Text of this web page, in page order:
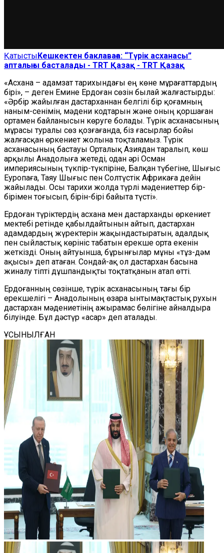
ҚатыстыКешкектен баклаваға: “Түрік асханасы”
апталығы басталады - TRT Қазақ - TRT Қазақ
«Асхана – адамзат тарихындағы ең көне мұрағаттардың
бірі», – деген Емине Ердоған сөзін былай жалғастырды:
«Әрбір жайылған дастарханнан белгілі бір қоғамның
наным-сенімін, мәдени кодтарын және оның қоршаған
ортамен байланысын көруге болады. Түрік асханасының
мұрасы туралы сөз қозғағанда, біз ғасырлар бойы
жалғасқан өркениет жолына тоқталамыз. Түрік
асханасының бастауы Орталық Азиядан таралып, көш
арқылы Анадолыға жетеді, одан әрі Осман
империясының түкпір-түкпіріне, Балқан түбегіне, Шығыс
Еуропаға, Таяу Шығыс пен Солтүстік Африкаға дейін
жайылады. Осы тарихи жолда түрлі мәдениеттер бір-
бірімен тоғысып, бірін-бірі байыта түсті».
Ердоған түріктердің асхана мен дастарханды өркениет
мектебі ретінде қабылдайтынын айтып, дастархан
адамдардың жүректерін жақындастыратын, адалдық
пен сыйластық көрініс табатын ерекше орта екенін
жеткізді. Оның айтуынша, бұрынғылар мұны «тұз-дәм
ақысы» деп атаған. Сондай-ақ ол дастархан басына
жиналу тіпті дұшпандықты тоқтатқанын атап өтті.
Ердоғанның сөзінше, түрік асханасының тағы бір
ерекшелігі – Анадолының өзара ынтымақтастық рухын
дастархан мәдениетінің ажырамас бөлігіне айналдыра
білуінде. Бұл дәстүр «асар» деп аталады.
ҰСЫНЫЛҒАН